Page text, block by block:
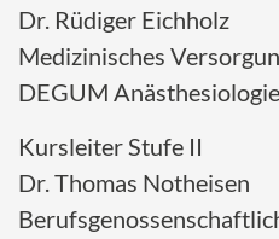
Dr. Rüdiger Eichholz
Medizinisches
DEGUM
Kursleiter Stufe II
Dr. Thomas Notheisen